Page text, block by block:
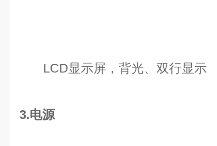
LCD显示屏，背光、双行显示
3.电源